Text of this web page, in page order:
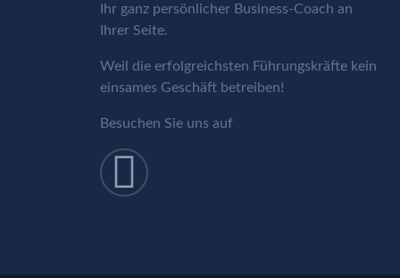
Ihr ganz persönlicher Business-Coach an
Ihrer Seite.
Weil die erfolgreichsten Führungskräfte kein
einsames Geschäft betreiben!
Besuchen Sie uns auf